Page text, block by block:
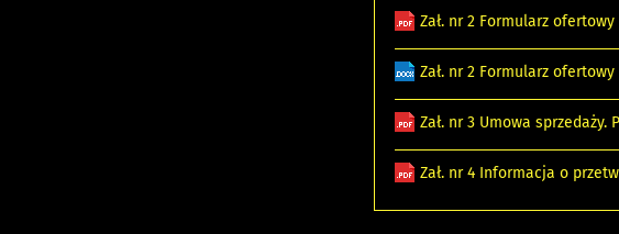
Zał. nr 2 Formularz
Zał. nr 2 Formularz
Zał. nr 3 Umowa sprzedaży.
Zał. nr 4 Informacja o